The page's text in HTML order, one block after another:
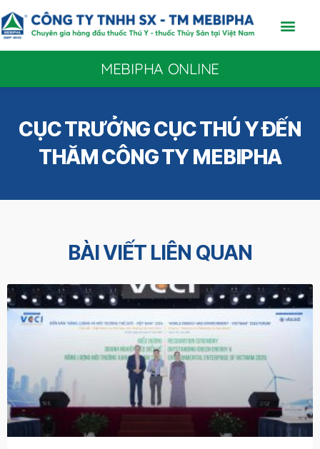
MEBIPHA ONLINE
CỤC TRƯỞNG CỤC THÚ Y ĐẾN
THĂM CÔNG TY MEBIPHA
BÀI VIẾT LIÊN QUAN